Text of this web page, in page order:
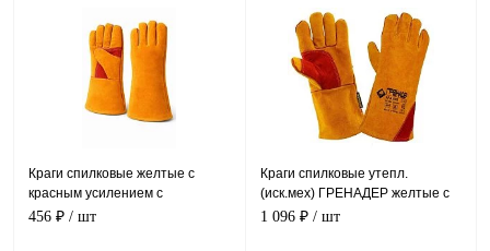
Краги спилковые желтые с
красным усилением с
подкладкой нить Кевлар
456 ₽ / шт
Краги спилковые утепл.
(иск.мех) ГРЕНАДЕР желтые с
усилением, КРА009
1 096 ₽ / шт